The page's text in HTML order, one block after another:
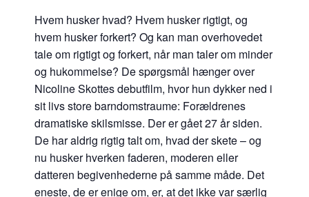
Hvem husker hvad? Hvem husker rigtigt, og
hvem husker forkert? Og kan man overhovedet
tale om rigtigt og forkert, når man taler om minder
og hukommelse? De spørgsmål hænger over
Nicoline Skottes debutfilm, hvor hun dykker ned i
sit livs store barndomstraume: Forældrenes
dramatiske skilsmisse. Der er gået 27 år siden.
De har aldrig rigtig talt om, hvad der skete – og
nu husker hverken faderen, moderen eller
datteren begivenhederne på samme måde. Det
eneste, de er enige om, er, at det ikke var særlig